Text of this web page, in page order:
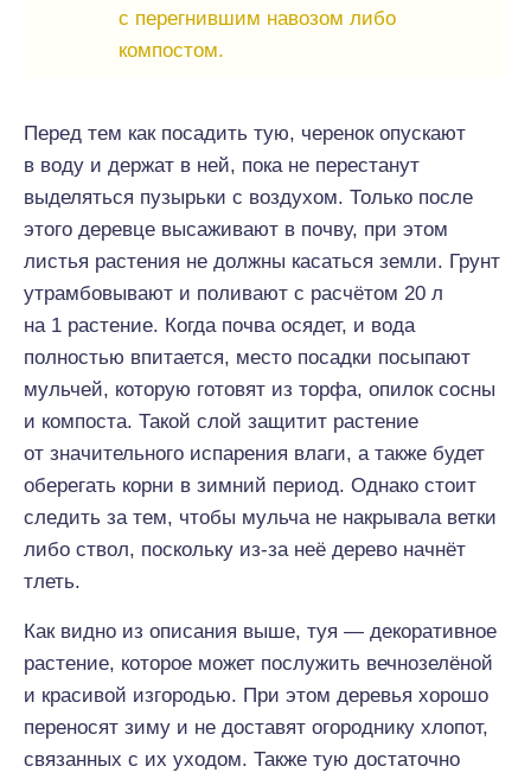
с перегнившим навозом либо
компостом.
Перед тем как посадить тую, черенок опускают
в воду и держат в ней, пока не перестанут
выделяться пузырьки с воздухом. Только после
этого деревце высаживают в почву, при этом
листья растения не должны касаться земли. Грунт
утрамбовывают и поливают с расчётом 20 л
на 1 растение. Когда почва осядет, и вода
полностью впитается, место посадки посыпают
мульчей, которую готовят из торфа, опилок сосны
и компоста. Такой слой защитит растение
от значительного испарения влаги, а также будет
оберегать корни в зимний период. Однако стоит
следить за тем, чтобы мульча не накрывала ветки
либо ствол, поскольку из-за неё дерево начнёт
тлеть.
Как видно из описания выше, туя — декоративное
растение, которое может послужить вечнозелёной
и красивой изгородью. При этом деревья хорошо
переносят зиму и не доставят огороднику хлопот,
связанных с их уходом. Также тую достаточно